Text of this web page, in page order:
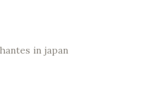
in japan